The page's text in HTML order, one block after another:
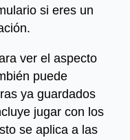
si eres un
ver el aspecto
puede
ya guardados
jugar con los
se aplica a las